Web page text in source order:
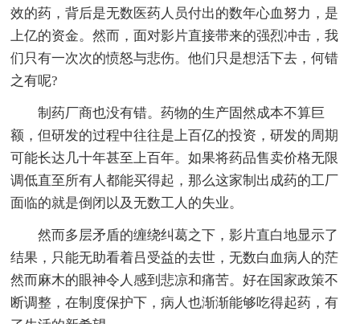
效的药，背后是无数医药人员付出的数年心血努力，是
上亿的资金。然而，面对影片直接带来的强烈冲击，我
们只有一次次的愤怒与悲伤。他们只是想活下去，何错
之有呢?
制药厂商也没有错。药物的生产固然成本不算巨
额，但研发的过程中往往是上百亿的投资，研发的周期
可能长达几十年甚至上百年。如果将药品售卖价格无限
调低直至所有人都能买得起，那么这家制出成药的工厂
面临的就是倒闭以及无数工人的失业。
然而多层矛盾的缠绕纠葛之下，影片直白地显示了
结果，只能无助看着吕受益的去世，无数白血病人的茫
然而麻木的眼神令人感到悲凉和痛苦。好在国家政策不
断调整，在制度保护下，病人也渐渐能够吃得起药，有